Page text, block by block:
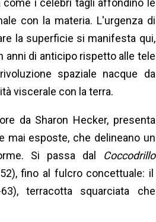
come i celebri tagli affondino le
con la materia. L'urgenza di
la superficie si manifesta qui,
anni di anticipo rispetto alle tele
spaziale nacque da
viscerale con la terra.
da Sharon Hecker, presenta
mai esposte, che delineano un
Si passa dal
Coccodrillo
fino al fulcro concettuale: il
terracotta squarciata che